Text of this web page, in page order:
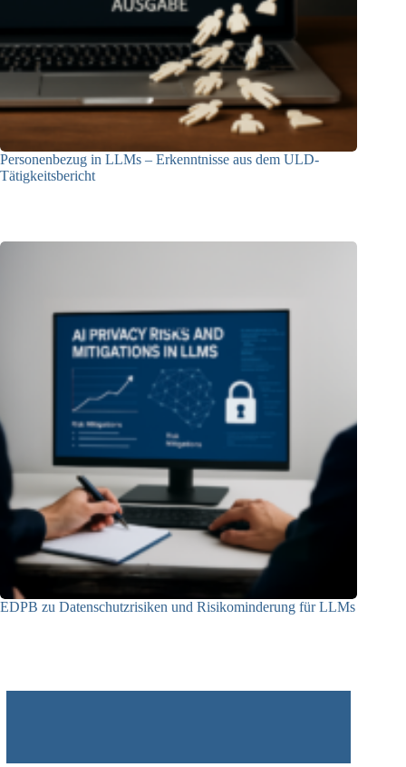
Personenbezug in LLMs – Erkenntnisse aus dem ULD-
Tätigkeitsbericht
EDPB zu Datenschutzrisiken und Risikominderung für LLMs